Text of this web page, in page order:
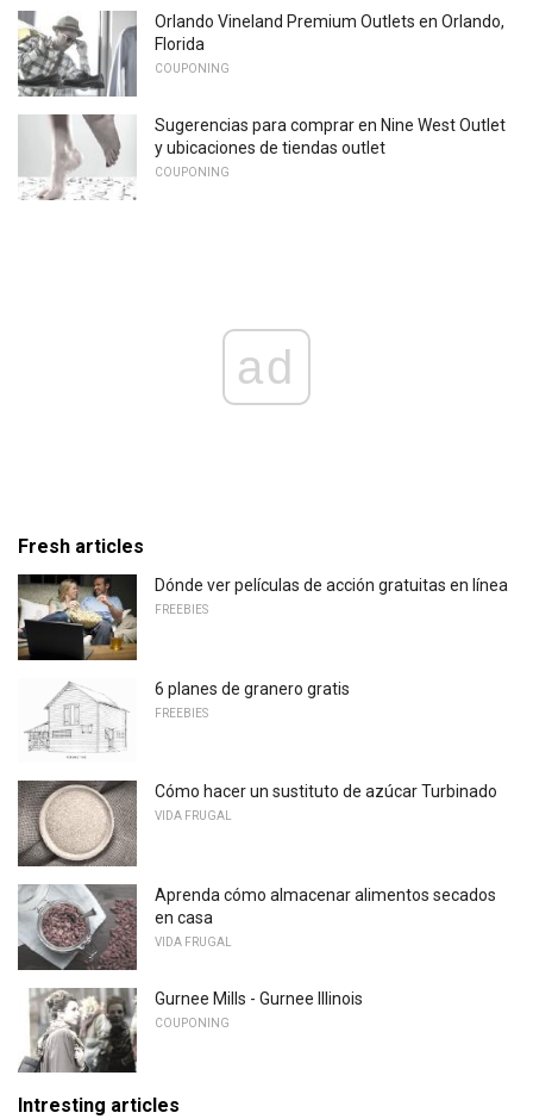
Orlando Vineland Premium Outlets en Orlando,
Florida
COUPONING
Sugerencias para comprar en Nine West Outlet
y ubicaciones de tiendas outlet
COUPONING
ad
Fresh articles
Dónde ver películas de acción gratuitas en línea
FREEBIES
6 planes de granero gratis
FREEBIES
Cómo hacer un sustituto de azúcar Turbinado
VIDA FRUGAL
Aprenda cómo almacenar alimentos secados
en casa
VIDA FRUGAL
Gurnee Mills - Gurnee Illinois
COUPONING
Intresting articles